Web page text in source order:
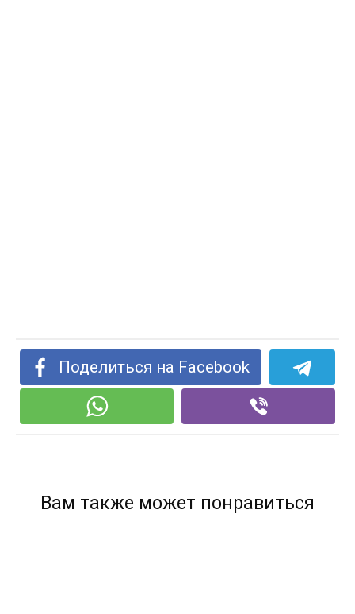
Поделиться на Facebook
Вам также может понравиться